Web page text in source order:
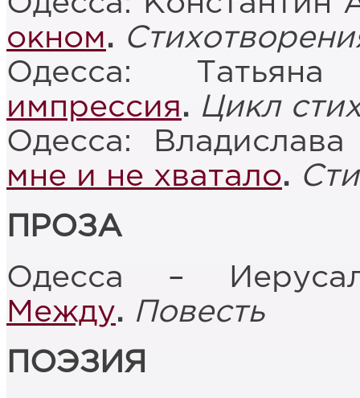
окном.
Одесса:
импрессия. Цикл
Одесса:
мне и не хватало.
ПРОЗА
Одесса –
Между. Повесть
ПОЭЗИЯ